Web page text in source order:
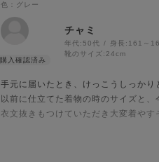
色：グレー
チャミ
年代: 50代 身長: 161～
靴のサイズ: 24cm
手元に届いたとき、けっこうしっかり
以前に仕立てた着物の時のサイズと
衣文抜きもつけていただき大変着やす
ただ、せっかく初めてマイサイズで